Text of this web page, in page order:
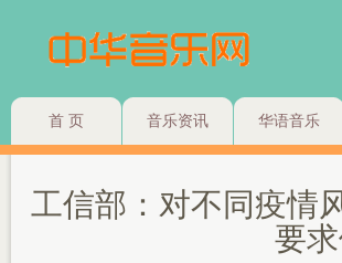
首 页 音乐资讯 华语音乐
工信部：对不同疫情
要